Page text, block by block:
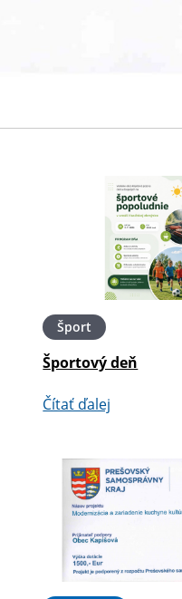
Šport
Športový deň
Čítať ďalej